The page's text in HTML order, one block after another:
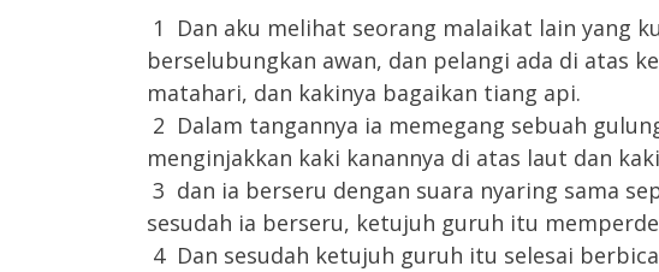
1 Dan aku melihat seorang malaikat lain yang
berselubungkan awan, dan pelangi ada di atas
matahari, dan kakinya bagaikan tiang api.
2 Dalam tangannya ia memegang sebuah
menginjakkan kaki kanannya di atas laut dan
3 dan ia berseru dengan suara nyaring sama
sesudah ia berseru, ketujuh guruh itu
4 Dan sesudah ketujuh guruh itu selesai